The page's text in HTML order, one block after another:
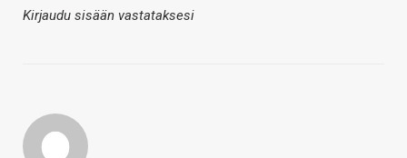
Kirjaudu sisään vastataksesi